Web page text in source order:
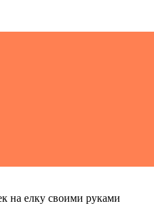
на елку своими руками